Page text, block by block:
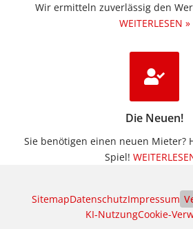
Wir ermitteln zuverlässig den
WEITERLESEN »
Die Neuen!
Sie benötigen einen neuen Mieter?
Spiel!
SitemapDatenschutzImpressum
KI‑NutzungCookie-